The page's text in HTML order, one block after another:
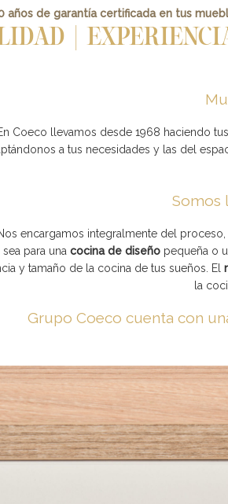
años de garantía certificada en tus
|
Coeco llevamos desde 1968 haciendo
a tus necesidades y las del
Somos
encargamos integralmente del
sea para una cocina de diseñopequeña o
y tamaño de la cocina de tus sueños. El
la
Grupo Coeco cuenta con